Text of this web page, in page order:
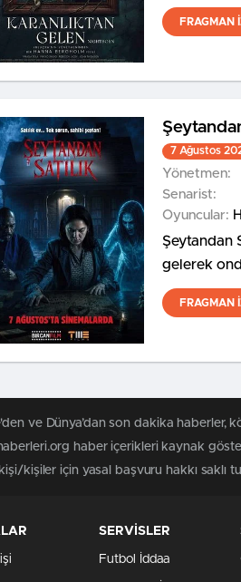
FRAGMAN
7 Ağustos
Yönetmen:
Senarist:
Oyuncular:
Şeytandan
gelerek
şeytan
FRAGMAN
ve Dünya’dan son dakika haberler,
haber içerikleri kaynak
kişiler için yasal başvuru hakkı saklı
SERVİSLER
Futbol İddaa